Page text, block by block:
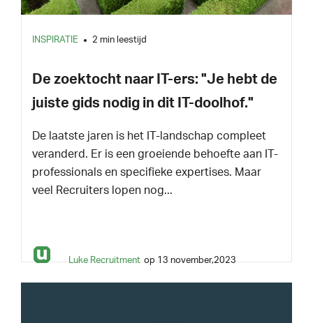
INSPIRATIE 2 min leestijd
De zoektocht naar IT-ers: "Je hebt de
juiste gids nodig in dit IT-doolhof."
De laatste jaren is het IT-landschap compleet
veranderd. Er is een groeiende behoefte aan IT-
professionals en specifieke expertises. Maar
veel Recruiters lopen nog...
Luke Recruitment op 13 november,2023